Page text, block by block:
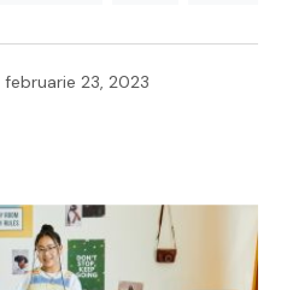
februarie 23, 2023